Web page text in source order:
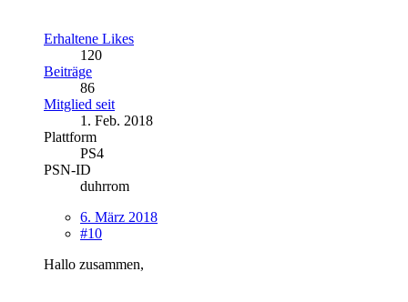
Erhaltene Likes
120
Beiträge
86
Mitglied seit
1. Feb. 2018
Plattform
PS4
PSN-ID
duhrrom
6. März 2018
#10
Hallo zusammen,